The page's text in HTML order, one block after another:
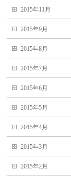
2015年11月
2015年9月
2015年8月
2015年7月
2015年6月
2015年5月
2015年4月
2015年3月
2015年2月